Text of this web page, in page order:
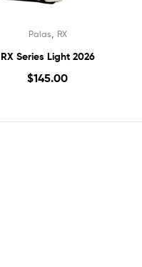
Palas RX
RX Series Light 2026
$145.00